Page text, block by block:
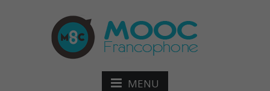
MENU